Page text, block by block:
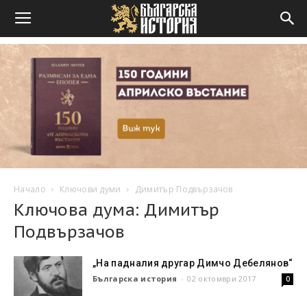
Начало Ключови думи Димитър Подвързачов
Ключова дума: Димитър
Подвързачов
„На падналия другар Димчо Дебелянов“
Българска история - 02 октомври 2017 0